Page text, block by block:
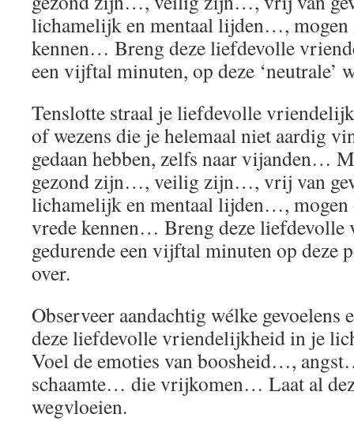
lichamelijk en mentaal lijden…,
kennen… Breng deze liefdevolle
een vijftal minuten, op deze ‘neutrale’
Tenslotte straal je liefdevolle
of wezens die je helemaal niet aardig
gedaan hebben, zelfs naar vijanden…
gezond zijn…, veilig zijn…, vrij van
lichamelijk en mentaal lijden…,
vrede kennen… Breng deze
gedurende een vijftal minuten op deze
over.
Observeer aandachtig wélke gevoelens
deze liefdevolle vriendelijkheid in je
Voel de emoties van boosheid…,
schaamte… die vrijkomen… Laat al
wegvloeien.